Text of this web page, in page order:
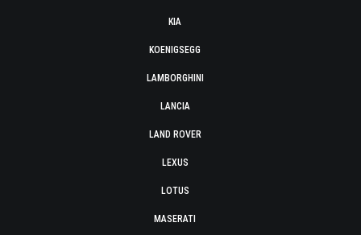
KIA
KOENIGSEGG
LAMBORGHINI
LANCIA
LAND ROVER
LEXUS
LOTUS
MASERATI